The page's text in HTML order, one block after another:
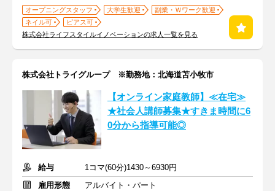
オープニングスタッフ 大学生歓迎
副業・Ｗワーク歓迎
ネイル可
ピアス可
株式会社ライフスタイルイノベーションの求人一覧を見る
株式会社トライグループ ※勤務地：北海道苫小牧市
【オンライン家庭教師】≪在宅≫
★社会人講師募集★すきま時間に6
0分から指導可能◎
給与
1コマ(60分)1430～6930円
雇用形態
アルバイト・パート